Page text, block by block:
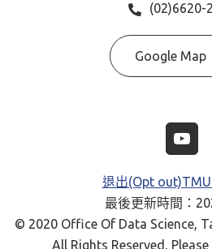
(02)6620-
Google Map
退出(Opt
最後更新時間：
© 2020 Office Of Data Science,
All Rights Reserved, Please